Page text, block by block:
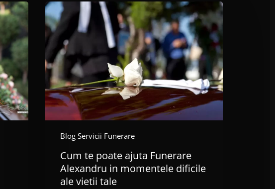
Blog Servicii Funerare
Cum
te
poate
ajuta
Funerare
Alexandru
in
momentele
dificile
ale
Cum te poate ajuta Funerare
Alexandru in momentele dificile
ale vietii tale